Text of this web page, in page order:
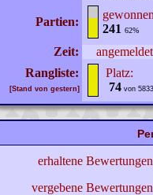
Partien:
241 62%
Zeit:
Rangliste:
[Stand von gestern]
Platz:
74 von 5833
erhaltene
vergebene